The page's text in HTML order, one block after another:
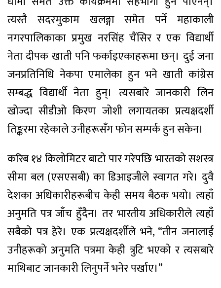
त्यस्तै सदरमुकाम खलङ्गा समेत पर्ने महाकाली
नगरपालिकाका प्रमुख नरसिंह चैंसिर र एक विद्यार्थी
नेता दीपक खाती पनि फर्काइएकाहरूमा छन्। दुई जना
जनप्रतिनिधि नेकपा एमालेका हुन भने खाती कांग्रेस
सम्बद्ध विद्यार्थी नेता हुन्। त्यसबारे जानकारी लिन
खोज्दा सीडीओ किरण जोशी लगायतका प्रत्यक्षदर्शी
तिङ्करमा रहेकाले उनीहरूसँग फोन सम्पर्क हुन सकेन।
करिब १४ किलोमिटर बाटो पार गरेपछि भारतको सशस्त्र
सीमा बल (एसएसबी) का डिआइजीले स्वागत गरे। दुवै
देशका अधिकारीहरूबीच केही समय बैठक भयो। त्यहाँ
अनुमति पत्र जाँच हुँदैन। तर भारतीय अधिकारीले त्यहाँ
सबैको पत्र हेरे। एक प्रत्यक्षदर्शीले भने, “तीन जनालाई
उनीहरूको अनुमति पत्रमा केही त्रुटि भएको र त्यसबारे
माथिबाट जानकारी लिनुपर्ने भनेर पर्खाए।”